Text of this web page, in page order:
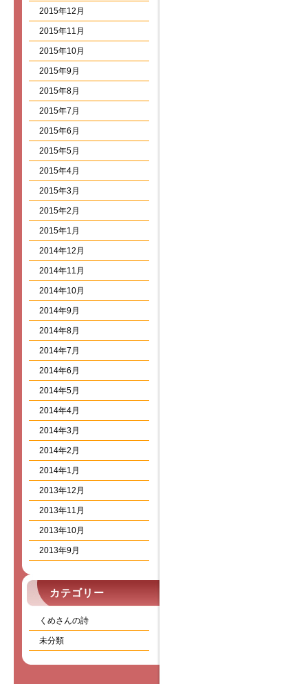
2015年12月
2015年11月
2015年10月
2015年9月
2015年8月
2015年7月
2015年6月
2015年5月
2015年4月
2015年3月
2015年2月
2015年1月
2014年12月
2014年11月
2014年10月
2014年9月
2014年8月
2014年7月
2014年6月
2014年5月
2014年4月
2014年3月
2014年2月
2014年1月
2013年12月
2013年11月
2013年10月
2013年9月
カテゴリー
くめさんの詩
未分類